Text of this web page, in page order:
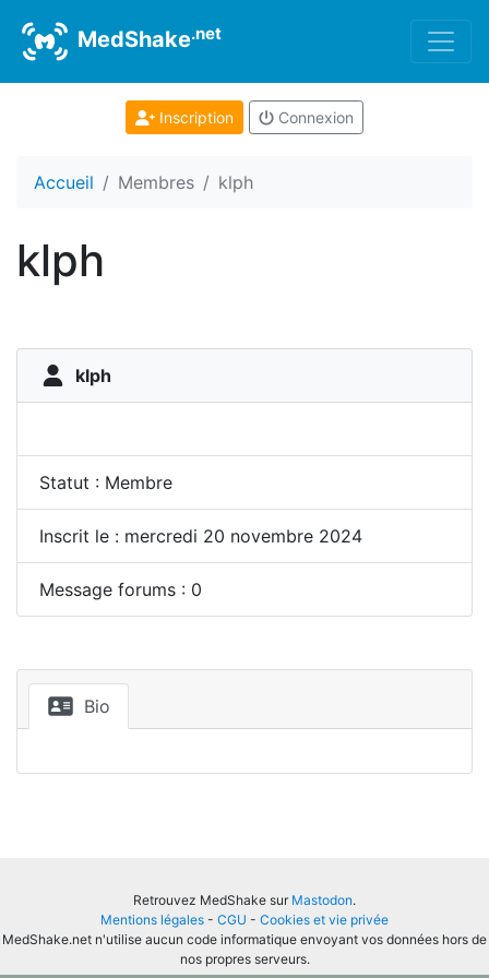
MedShake.net
Inscription Connexion
Accueil Membres klph
klph
klph
Statut : Membre
Inscrit le : mercredi 20 novembre 2024
Message forums : 0
Bio
Retrouvez MedShake sur Mastodon.
Mentions légales - CGU - Cookies et vie privée
MedShake.net n'utilise aucun code informatique envoyant vos données hors de
nos propres serveurs.